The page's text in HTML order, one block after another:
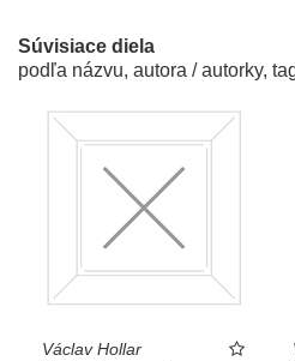
Súvisiace diela
podľa názvu, autora / autorky,
Václav Hollar